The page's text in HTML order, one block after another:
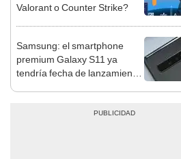
Valorant o Counter Strike?
Samsung: el smartphone
premium Galaxy S11 ya
tendría fecha de lanzamiento